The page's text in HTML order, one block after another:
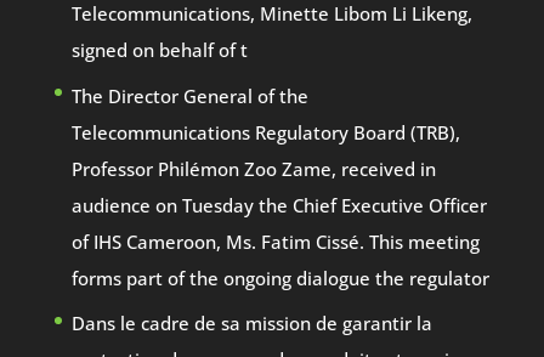
Telecommunications, Minette Libom Li Likeng,
signed on behalf of t
The Director General of the
Telecommunications Regulatory Board (TRB),
Professor Philémon Zoo Zame, received in
audience on Tuesday the Chief Executive Officer
of IHS Cameroon, Ms. Fatim Cissé. This meeting
forms part of the ongoing dialogue the regulator
Dans le cadre de sa mission de garantir la